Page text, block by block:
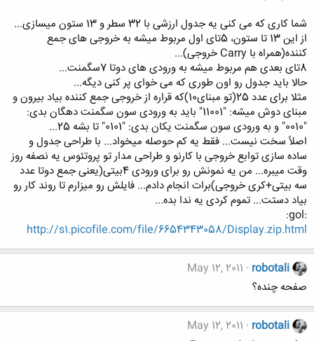
شما کاری که می کنی یه جدول ارزشی با 32 سطر و 13 ستون میسازی...
از این 13 تا ستون، 5تای اول مربوط میشه به خروجی های جمع
کننده(همراه با Carry خروجی)...
8تای بعدی هم مربوط میشه به ورودی های دوتا 7سگمنت...
حالا باید جدول رو اون طوری که می خوای پر کنی دیگه...
مثلا برای عدد 25(تو مبنای10)که قراره از خروجی جمع کننده بیاد بیرون و
مبنای دوش میشه: "11001" باید به ورودی سون سگمنت دهگان بدی:
"0010" و به ورودی سون سگمنت یکان بدی: "0101" تا بشه 25...
اصلاً سخت نیست... فقط یه کم حوصله میخواد... با طراحی جدول و
ساده سازی توابع خروجی با کارنو و طراحی مدار تو پروتئوس یه نصفه روز
وقت میبره... من یه نمونش رو برای ورودی 4بیتی(یعنی جمع دوتا عدد
سه بیتی+کری خروجی)برات انجام دادم... فایلش رو میزارم تا روند کار رو
بیاد دستت... تموم کردی یه ندا بده...
:gol:
http://s1.picofile.com/file/6654343058/Display.zip.html
robotali
May 12, 2011
صفحه چنده؟
robotali
May 12, 2011